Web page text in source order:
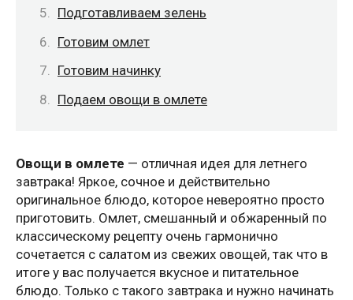
Подготавливаем зелень
Готовим омлет
Готовим начинку
Подаем овощи в омлете
Овощи в омлете — отличная идея для летнего
завтрака! Яркое, сочное и действительно
оригинальное блюдо, которое невероятно просто
приготовить. Омлет, смешанный и обжаренный по
классическому рецепту очень гармонично
сочетается с салатом из свежих овощей, так что в
итоге у вас получается вкусное и питательное
блюдо. Только с такого завтрака и нужно начинать